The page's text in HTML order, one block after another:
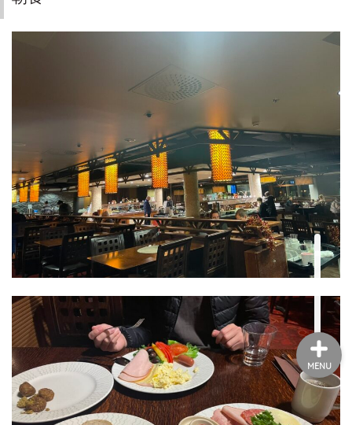
MENU
MarriottBonvoy
TRAVEL
Instagram
Contact
privacy policy